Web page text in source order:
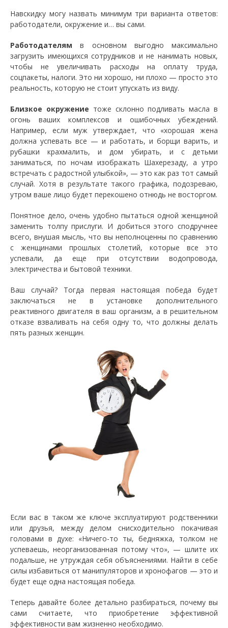
Навскидку могу назвать минимум три варианта ответов:
работодатели, окружение и… вы сами.
Работодателям в основном выгодно максимально
загрузить имеющихся сотрудников и не нанимать новых,
чтобы не увеличивать расходы на оплату труда,
соцпакеты, налоги. Это ни хорошо, ни плохо — просто это
реальность, которую не стоит упускать из виду.
Близкое окружение тоже склонно подливать масла в
огонь ваших комплексов и ошибочных убеждений.
Например, если муж утверждает, что «хорошая жена
должна успевать все — и работать, и борщи варить, и
рубашки крахмалить, и дом убирать, и с детьми
заниматься, по ночам изображать Шахерезаду, а утро
встречать с радостной улыбкой», — это как раз тот самый
случай. Хотя в результате такого графика, подозреваю,
утром ваше лицо будет перекошено отнюдь не восторгом.
Понятное дело, очень удобно пытаться одной женщиной
заменить толпу прислуги. И добиться этого сподручнее
всего, внушая мысль, что вы неполноценны по сравнению
с женщинами прошлых столетий, которые все это
успевали, да еще при отсутствии водопровода,
электричества и бытовой техники.
Ваш случай? Тогда первая настоящая победа будет
заключаться не в установке дополнительного
реактивного двигателя в ваш организм, а в решительном
отказе взваливать на себя одну то, что должны делать
пять разных женщин.
Если вас в таком же ключе эксплуатируют родственники
или друзья, между делом снисходительно покачивая
головами в духе: «Ничего-то ты, бедняжка, толком не
успеваешь, неорганизованная потому что», — шлите их
подальше, не утруждая себя объяснениями. Найти в себе
силы избавиться от манипуляторов и хронофагов — это и
будет еще одна настоящая победа.
Теперь давайте более детально разбираться, почему вы
сами считаете, что приобретение эффективной
эффективности вам жизненно необходимо.